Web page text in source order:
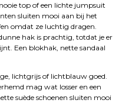
top of een lichte jumpsuit
sluiten mooi aan bij het
omdat ze luchtig dragen.
hak is prachtig, totdat je er
Een blokhak, nette sandaal
lichtgrijs of lichtblauw goed.
mag wat losser en een
suède schoenen sluiten mooi